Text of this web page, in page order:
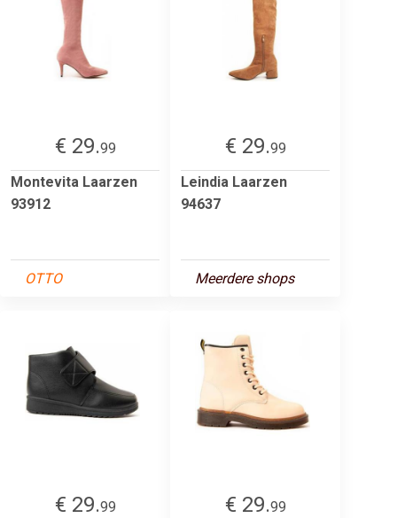
€ 29.99
Montevita Laarzen
93912
OTTO
€ 29.99
Leindia Laarzen
94637
Meerdere shops
€ 29.99
€ 29.99